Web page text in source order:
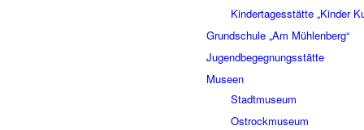
Kindertagesstätte „Kinder
Grundschule „Am Mühlenberg“
Jugendbegegnungsstätte
Museen
Stadtmuseum
Ostrockmuseum